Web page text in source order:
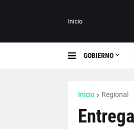
Inicio
GOBIERNO
Inicio Regional